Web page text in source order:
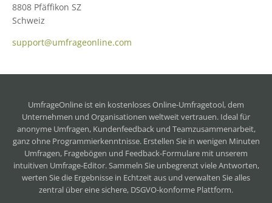
8808 Pfäffikon SZ
Schweiz
support@umfrageonline.com
UmfrageOnline ist ein kostenloses Online-Umfragetool, dem
Unternehmen und Organisationen weltweit vertrauen. Ideal für
anonyme Umfragen, Kundenfeedback und Teamzusammenarbeit,
ganz ohne Programmierkenntnisse. Erstellen Sie in wenigen Minuten
Umfragen, Fragebögen und Feedback-Formulare mit unserem
intuitiven Umfrage-Editor. Sammeln Sie unbegrenzt viele Antworten,
werten Sie die Ergebnisse in Echtzeit aus und verwalten Sie alles
zentral über eine sichere, DSGVO-konforme Plattform.